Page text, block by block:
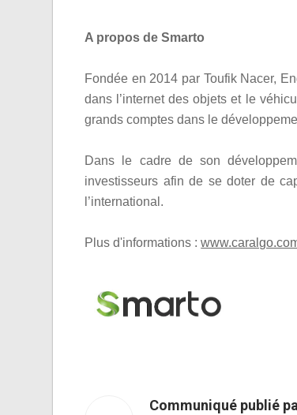
A propos de Smarto
Fondée en 2014 par Toufik Nacer,
dans l’internet des objets et le
grands comptes dans le
Dans le cadre de son
investisseurs afin de se doter de
l’international.
Plus d'informations :
Communiqué publié